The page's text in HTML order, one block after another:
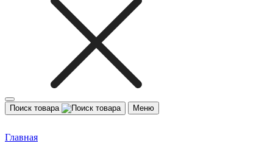
Поиск товара Меню
Главная